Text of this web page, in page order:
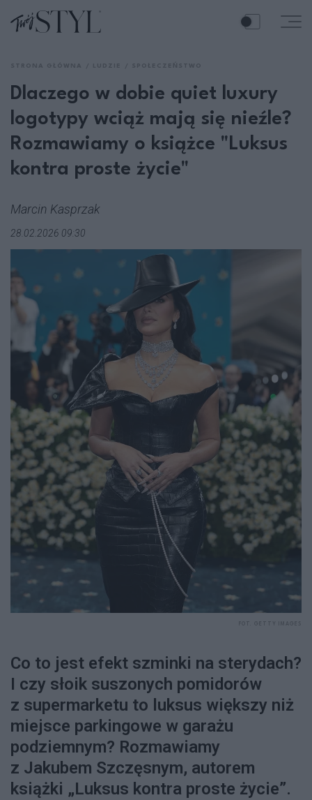
Dlaczego w dobie quiet luxury
logotypy wciąż mają się nieźle?
Rozmawiamy o książce "Luksus
kontra proste życie"
Marcin Kasprzak
28.02.2026 09:30
Co to jest efekt szminki na sterydach?
I czy słoik suszonych pomidorów
z supermarketu to luksus większy niż
miejsce parkingowe w garażu
podziemnym? Rozmawiamy
z Jakubem Szczęsnym, autorem
książki „Luksus kontra proste życie”.